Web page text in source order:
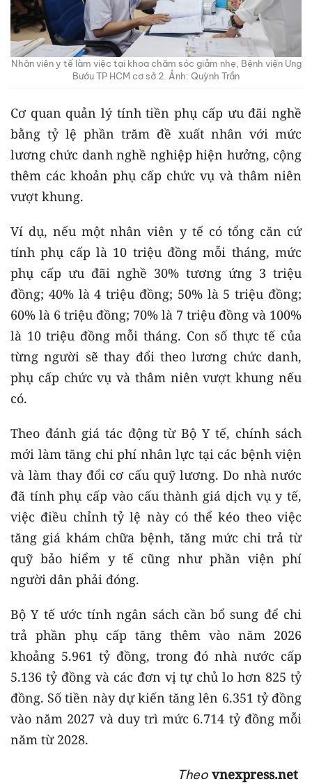
Nhân viên y tế làm việc tại khoa chăm sóc giảm nhẹ, Bệnh viện Ung
Bướu TP HCM cơ sở 2. Ảnh: Quỳnh Trần
Cơ quan quản lý tính tiền phụ cấp ưu đãi nghề
bằng tỷ lệ phần trăm đề xuất nhân với mức
lương chức danh nghề nghiệp hiện hưởng, cộng
thêm các khoản phụ cấp chức vụ và thâm niên
vượt khung.
Ví dụ, nếu một nhân viên y tế có tổng căn cứ
tính phụ cấp là 10 triệu đồng mỗi tháng, mức
phụ cấp ưu đãi nghề 30% tương ứng 3 triệu
đồng; 40% là 4 triệu đồng; 50% là 5 triệu đồng;
60% là 6 triệu đồng; 70% là 7 triệu đồng và 100%
là 10 triệu đồng mỗi tháng. Con số thực tế của
từng người sẽ thay đổi theo lương chức danh,
phụ cấp chức vụ và thâm niên vượt khung nếu
có.
Theo đánh giá tác động từ Bộ Y tế, chính sách
mới làm tăng chi phí nhân lực tại các bệnh viện
và làm thay đổi cơ cấu quỹ lương. Do nhà nước
đã tính phụ cấp vào cấu thành giá dịch vụ y tế,
việc điều chỉnh tỷ lệ này có thể kéo theo việc
tăng giá khám chữa bệnh, tăng mức chi trả từ
quỹ bảo hiểm y tế cũng như phần viện phí
người dân phải đóng.
Bộ Y tế ước tính ngân sách cần bổ sung để chi
trả phần phụ cấp tăng thêm vào năm 2026
khoảng 5.961 tỷ đồng, trong đó nhà nước cấp
5.136 tỷ đồng và các đơn vị tự chủ lo hơn 825 tỷ
đồng. Số tiền này dự kiến tăng lên 6.351 tỷ đồng
vào năm 2027 và duy trì mức 6.714 tỷ đồng mỗi
năm từ 2028.
Theo vnexpress.net